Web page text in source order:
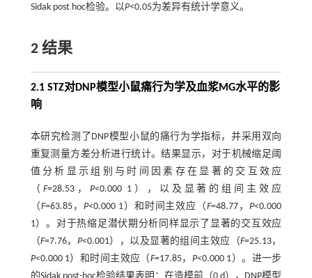
Sidak post hoc检验。以P<0.05为差异有统计学意义。
2 结果
2.1 STZ对DNP模型小鼠痛行为学及血浆MG水平的影
响
本研究检测了DNP模型小鼠的痛行为学指标，并采用双向
重复测量方差分析进行统计。结果显示，对于机械缩足阈
值分析显示组别与时间因素存在显著的交互效应
（ F=28.53， P<0.000 1），以及显著的组间主效应
（F=63.85， P<0.000 1）和时间主效应（F=48.77，P<0.000
1）。对于热缩足潜伏期分析同样显示了显著的交互效应
（F=7.76， P<0.001），以及显著的组间主效应（F=25.13，
P<0.000 1）和时间主效应（F=17.85， P<0.000 1）。进一步